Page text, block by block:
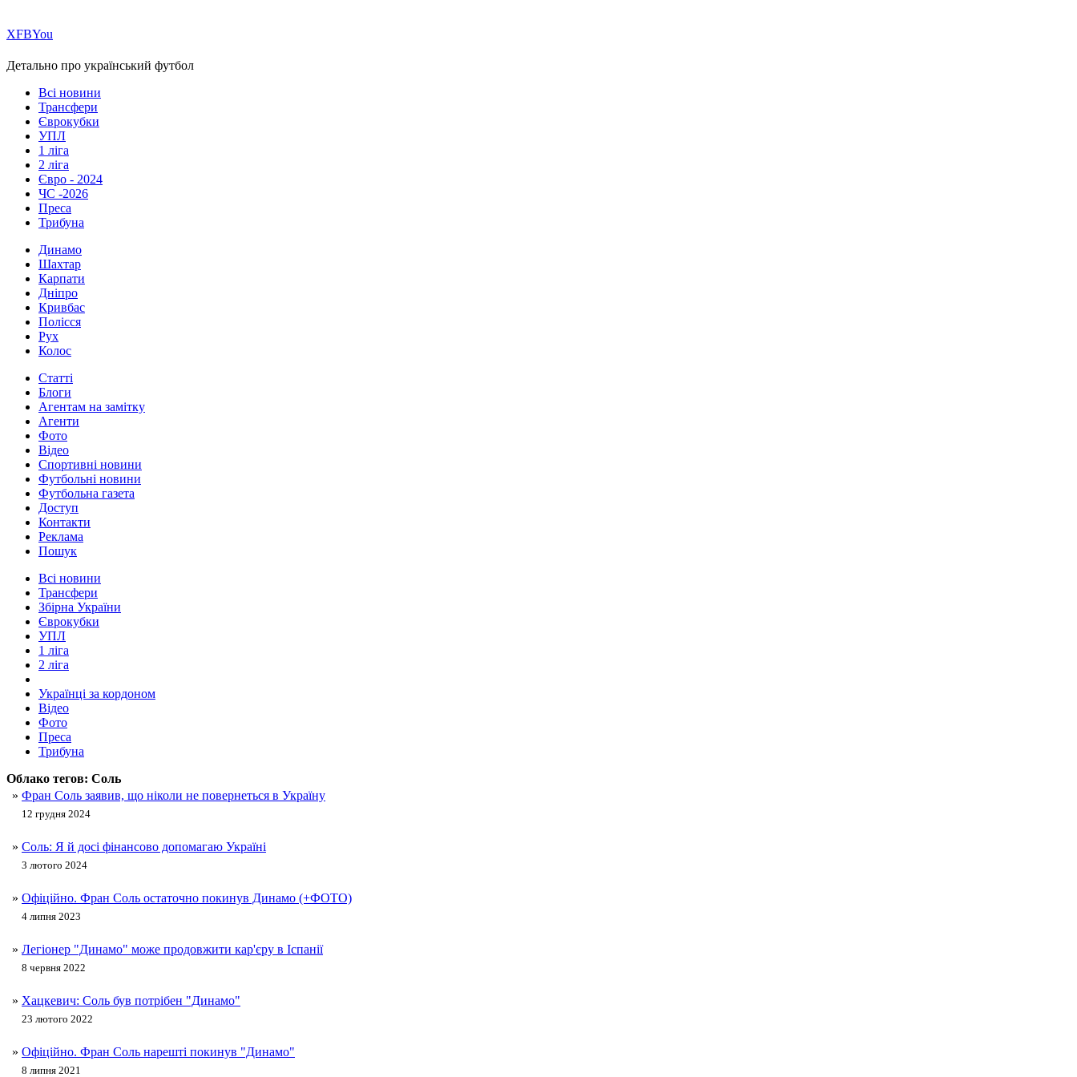
ХFBYou
Детально про український футбол
Всі новини
Трансфери
Єврокубки
УПЛ
1 ліга
2 ліга
Євро - 2024
ЧС -2026
Преса
Трибуна
Динамо
Шахтар
Карпати
Дніпро
Кривбас
Полісся
Рух
Колос
Статті
Блоги
Агентам на замітку
Агенти
Фото
Відео
Спортивні новини
Футбольні новини
Футбольна газета
Доступ
Контакти
Реклама
Пошук
Всі новини
Трансфери
Збірна України
Єврокубки
УПЛ
1 ліга
2 ліга
Українці за кордоном
Відео
Фото
Преса
Трибуна
Облако тегов: Соль
» Фран Соль заявив, що ніколи не повернеться в Україну
12 грудня 2024
» Соль: Я й досі фінансово допомагаю Україні
3 лютого 2024
» Офіційно. Фран Соль остаточно покинув Динамо (+ФОТО)
4 липня 2023
» Легіонер "Динамо" може продовжити кар'єру в Іспанії
8 червня 2022
» Хацкевич: Соль був потрібен "Динамо"
23 лютого 2022
» Офіційно. Фран Соль нарешті покинув "Динамо"
8 липня 2021